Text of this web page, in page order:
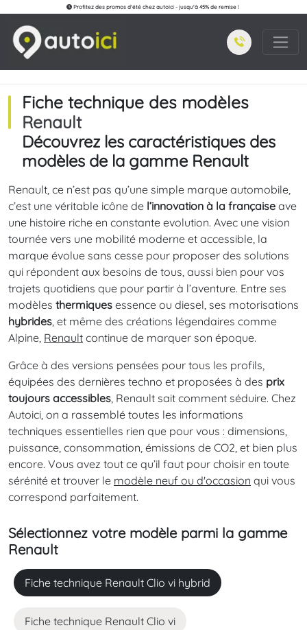
Profitez des promos d'été chez autoici - jusqu'à 45% de remise !
Fiche technique des modèles
Renault
Découvrez les caractéristiques des
modèles de la gamme Renault
Renault, ce n’est pas qu’une simple marque automobile,
c’est une véritable icône de l’innovation à la française ave
une histoire riche en constante evolution. Avec une vision
tournée vers une mobilité moderne et accessible, la
marque évolue sans cesse pour proposer des solutions
qui répondent aux besoins de tous, aussi bien pour vos
trajets quotidiens que pour partir à l’aventure. Entre ses
modèles thermiques essence ou diesel, ses motorisations
hybrides, et même des créations légendaires comme
Alpine, Renault continue de marquer son époque.
Grâce à des versions pensées pour tous les profils,
équipées des dernières techno et proposées à des prix
toujours accessibles, Renault sait comment séduire. Chez
Autoici, on a rassemblé toutes les informations
techniques essentielles rien que pour vous : dimensions,
puissance, consommation, émissions de CO2, et bien plus
encore. Vous avez tout ce qu’il faut pour choisir en toute
sérénité et trouver le modèle neuf ou d'occasion qui vous
correspond parfaitement.
Sélectionnez votre modèle parmi la gamme
Renault
Fiche technique Renault Clio vi hybrid
Fiche technique Renault Clio vi